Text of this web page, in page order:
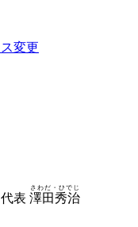
変更
表 澤田秀治
さわだ・ひでじ